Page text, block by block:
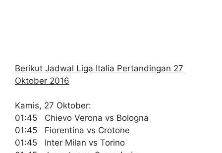
Berikut Jadwal Liga Italia Pertandingan 27
Oktober 2016
Kamis, 27 Oktober:
01:45 Chievo Verona vs Bologna
01:45 Fiorentina vs Crotone
01:45 Inter Milan vs Torino